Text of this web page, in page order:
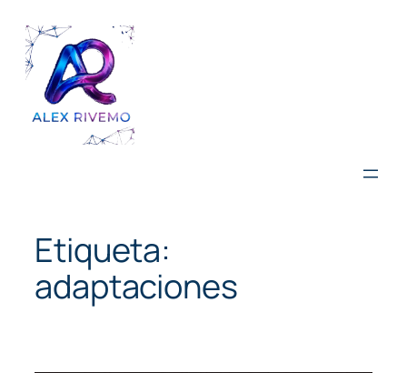
contenido
Etiqueta:
adaptaciones